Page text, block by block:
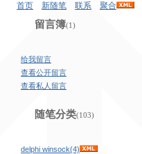
首页 新随笔 联系 聚合
留言簿(1)
给我留言
查看公开留言
查看私人留言
随笔分类(103)
delphi winsock(4)